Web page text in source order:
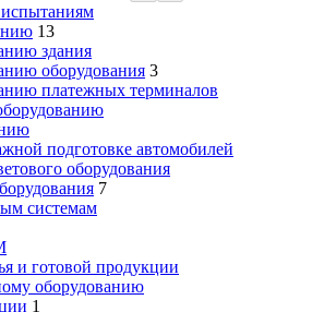
13
здания
оборудования 3
платежных терминалов
подготовке автомобилей
оборудования
7
системам
и готовой продукции
оборудованию
1